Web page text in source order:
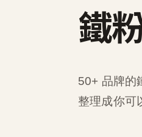
鐵
50+ 品牌的
整理成你可